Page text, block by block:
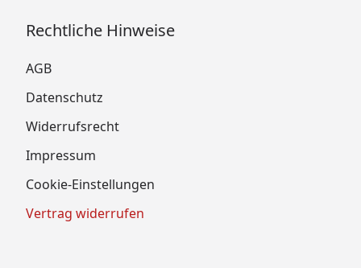
Rechtliche Hinweise
AGB
Datenschutz
Widerrufsrecht
Impressum
Cookie-Einstellungen
Vertrag widerrufen